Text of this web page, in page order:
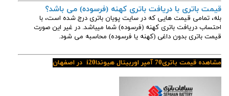
قیمت باتری با دریافت باتری کهنه (فرسوده) می باشد؟
بله، تمامی قیمت هایی که در سایت پویان باتری درج شده است، با
احتساب دریافت باتری کهنه (فرسوده) شما میباشد. در غیر این صورت
قیمت باتری بدون داغی (کهنه یا فرسوده) محاسبه می شود.
مشاهده قیمت باتری70 آمپر اوربیتال هیونداi20 در اصفهان